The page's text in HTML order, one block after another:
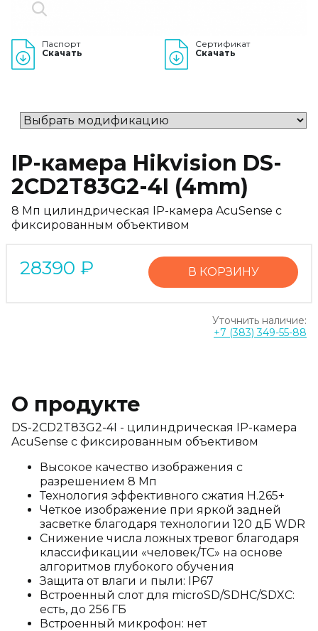
Паспорт
Скачать
Сертификат
Скачать
IP-камера Hikvision DS-
2CD2T83G2-4I (4mm)
8 Мп цилиндрическая IP-камера AcuSense с
фиксированным объективом
28390 ₽ В КОРЗИНУ
Уточнить наличие:
+7 (383) 349-55-88
О продукте
DS-2CD2T83G2-4I - цилиндрическая IP-камера
AcuSense с фиксированным объективом
Высокое качество изображения с
разрешением 8 Мп
Технология эффективного сжатия H.265+
Четкое изображение при яркой задней
засветке благодаря технологии 120 дБ WDR
Снижение числа ложных тревог благодаря
классификации «человек/ТС» на основе
алгоритмов глубокого обучения
Защита от влаги и пыли: IP67
Встроенный слот для microSD/SDHC/SDXC:
есть, до 256 ГБ
Встроенный микрофон: нет